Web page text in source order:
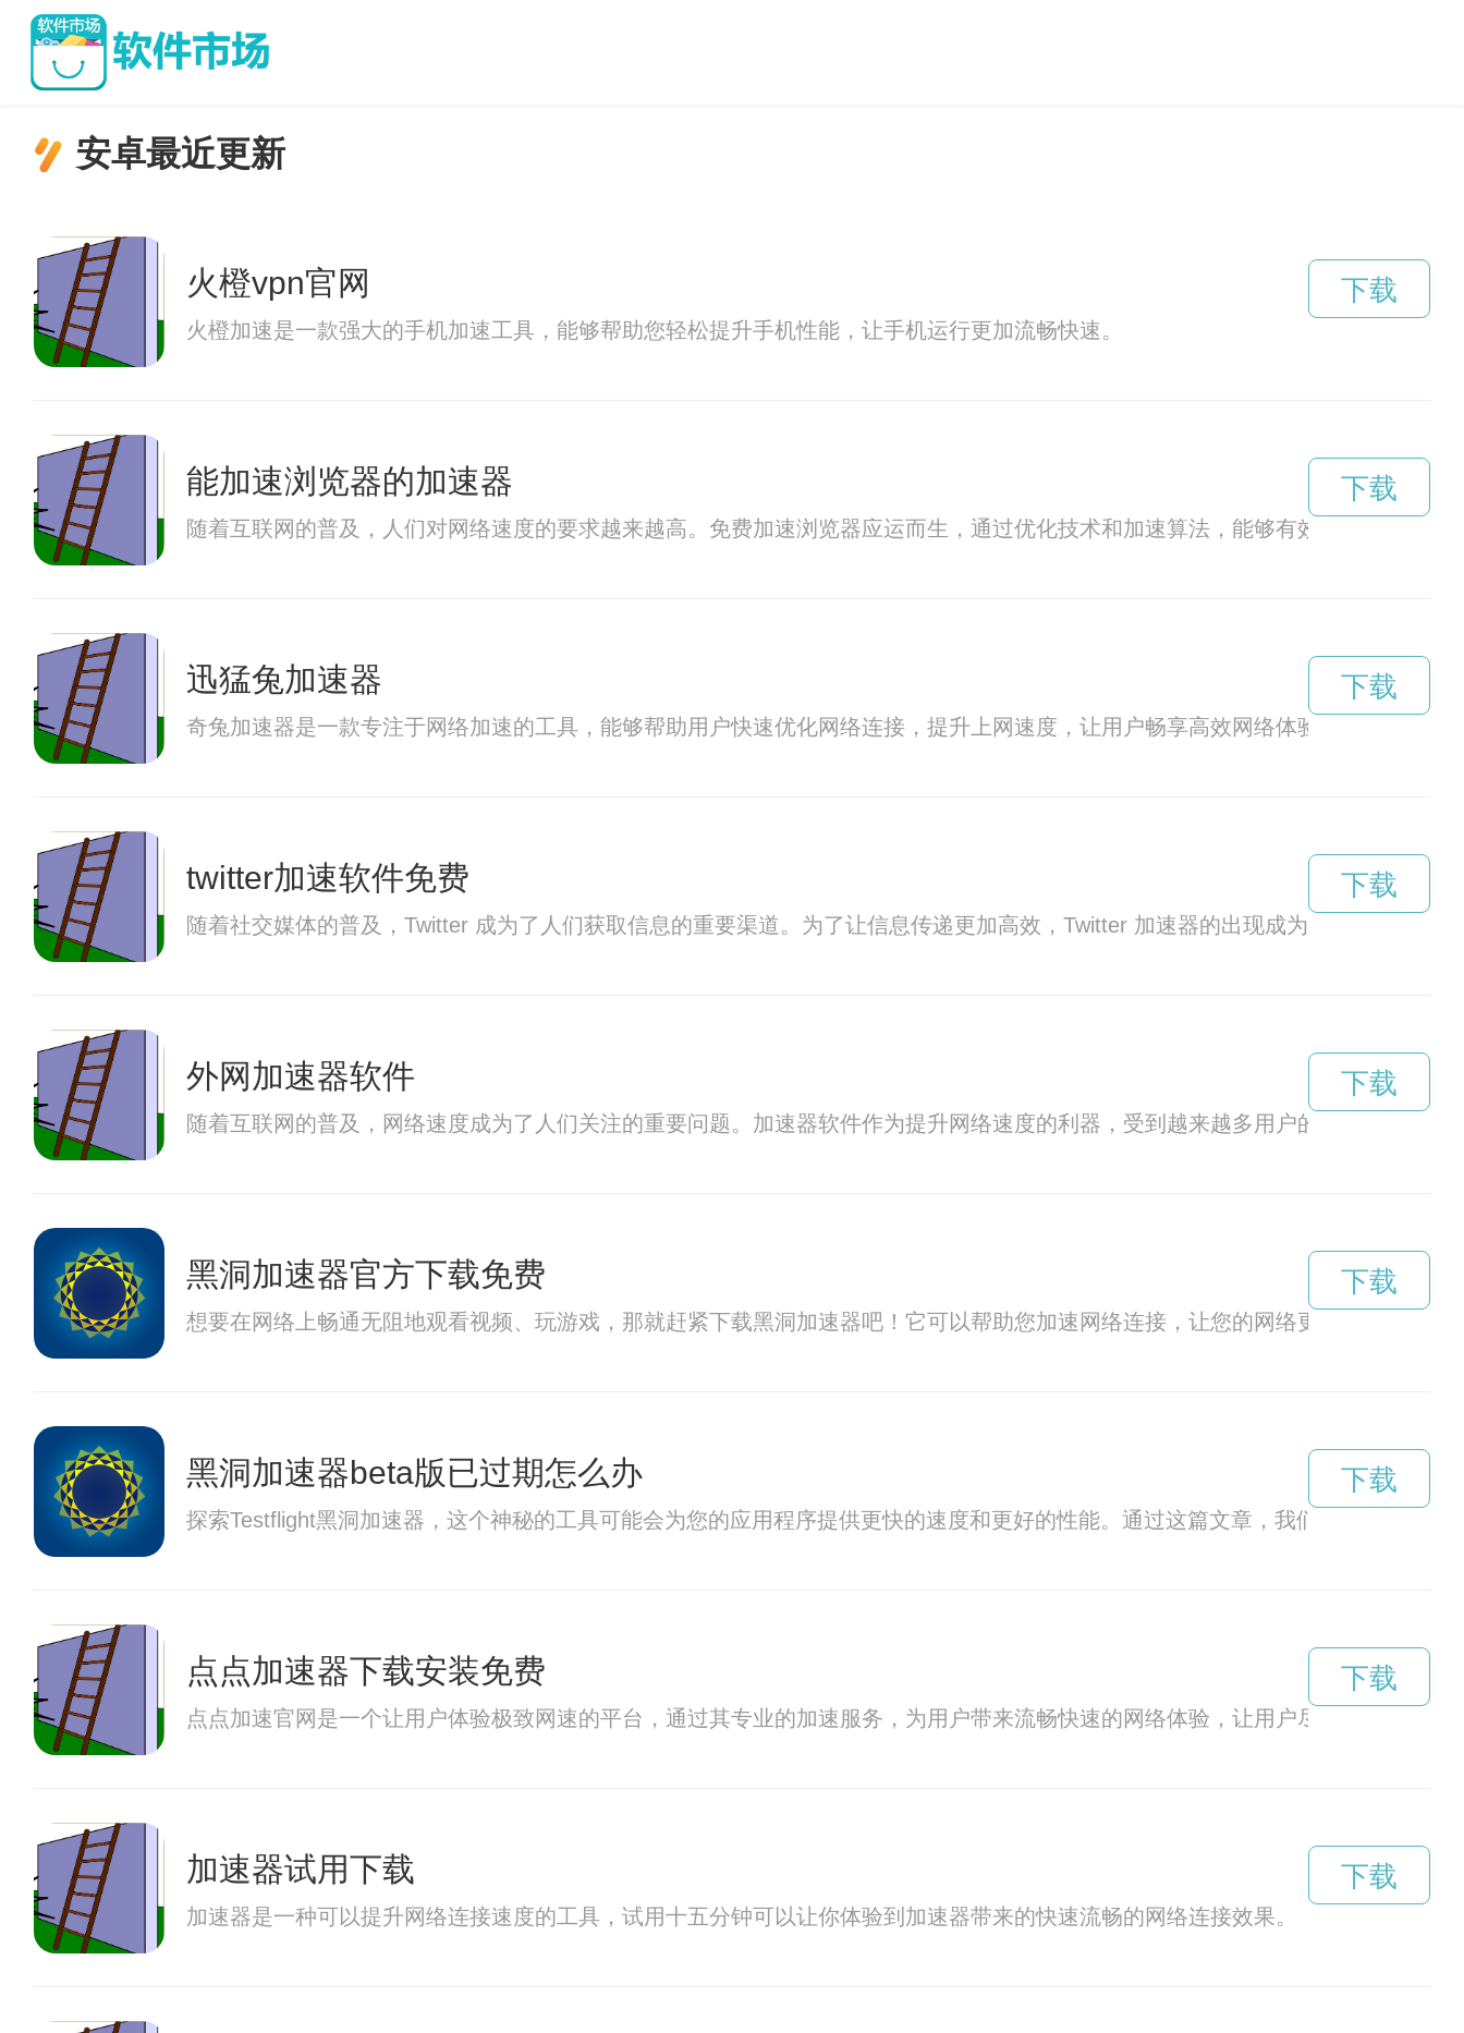
安卓最近更新
火橙vpn官网
火橙加速是一款强大的手机加速工具，能够帮助您轻松提升手机性能，让手机运行更加流畅快速。
下载
能加速浏览器的加速器
随着互联网的普及，人们对网络速度的要求越来越高。免费加速浏览器应运而生，通过优化技术和加速算法，能够有效提升网络速度
下载
迅猛兔加速器
奇兔加速器是一款专注于网络加速的工具，能够帮助用户快速优化网络连接，提升上网速度，让用户畅享高效网络体验。
下载
twitter加速软件免费
随着社交媒体的普及，Twitter 成为了人们获取信息的重要渠道。为了让信息传递更加高效，Twitter 加速器的出现成为了必然选择。
下载
外网加速器软件
随着互联网的普及，网络速度成为了人们关注的重要问题。加速器软件作为提升网络速度的利器，受到越来越多用户的青睐。本文
下载
黑洞加速器官方下载免费
想要在网络上畅通无阻地观看视频、玩游戏，那就赶紧下载黑洞加速器吧！它可以帮助您加速网络连接，让您的网络更快更稳定。
下载
黑洞加速器beta版已过期怎么办
探索Testflight黑洞加速器，这个神秘的工具可能会为您的应用程序提供更快的速度和更好的性能。通过这篇文章，我们将揭开这个
下载
点点加速器下载安装免费
点点加速官网是一个让用户体验极致网速的平台，通过其专业的加速服务，为用户带来流畅快速的网络体验，让用户尽情畅游互联网
下载
加速器试用下载
加速器是一种可以提升网络连接速度的工具，试用十五分钟可以让你体验到加速器带来的快速流畅的网络连接效果。
下载